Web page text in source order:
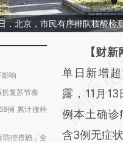
，北京，市民有序排队核酸检
影响
扰复苏节奏
例 累计接种
防控措施，全
请务必在
AI
[https://
(https://
成，可能与
【财新
单日新增
露，11月
例本土确诊
含3例无症